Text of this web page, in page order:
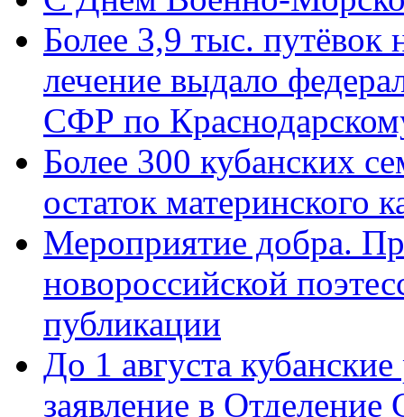
Более 3,9 тыс. путёвок
лечение выдало
СФР по
Более 300 кубанских
остаток материнского
Мероприятие добра.
новороссийской
публикации
До 1 августа
заявление в